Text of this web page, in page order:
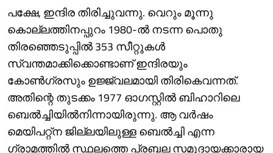
പക്ഷേ, ഇന്ദിര തിരിച്ചുവന്നു. വെറും മൂന്നു
കൊല്ലത്തിനപ്പുറം 1980-ൽ നടന്ന പൊതു
തിരഞ്ഞെടുപ്പിൽ 353 സീറ്റുകൾ
സ്വന്തമാക്കിക്കൊണ്ടാണ് ഇന്ദിരയും
കോൺഗ്രസും ഉജ്ജ്വലമായി തിരികെവന്നത്.
അതിന്റെ തുടക്കം 1977 ഓഗസ്റ്റിൽ ബിഹാറിലെ
ബെൽച്ചിയിൽനിന്നായിരുന്നു. ആ വർഷം
മെയിപറ്റ്ന ജില്ലയിലുള്ള ബെൽച്ചി എന്ന
ഗ്രാമത്തിൽ സ്ഥലത്തെ പ്രബല സമുദായക്കാരായ